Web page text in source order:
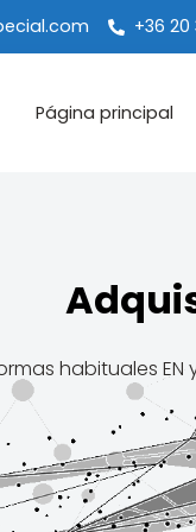
+36 20
Página principal
habituales EN y